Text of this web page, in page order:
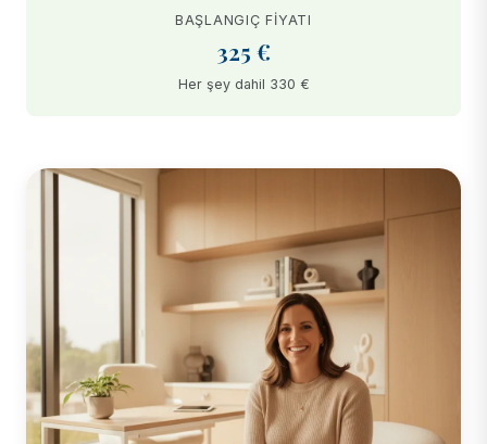
BAŞLANGIÇ FIYATI
325 €
Her şey dahil 330 €